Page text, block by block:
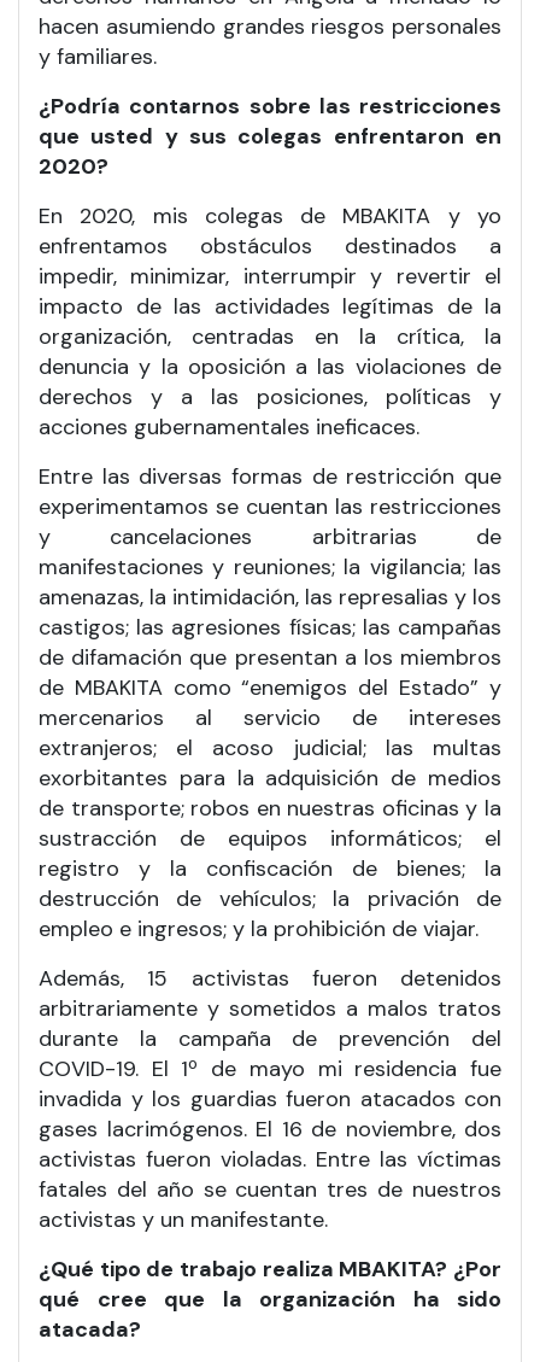
hacen asumiendo grandes riesgos personales
y familiares.
¿Podría contarnos sobre las restricciones
que usted y sus colegas enfrentaron en
2020?
En 2020, mis colegas de MBAKITA y yo
enfrentamos obstáculos destinados a
impedir, minimizar, interrumpir y revertir el
impacto de las actividades legítimas de la
organización, centradas en la crítica, la
denuncia y la oposición a las violaciones de
derechos y a las posiciones, políticas y
acciones gubernamentales ineficaces.
Entre las diversas formas de restricción que
experimentamos se cuentan las restricciones
y cancelaciones arbitrarias de
manifestaciones y reuniones; la vigilancia; las
amenazas, la intimidación, las represalias y los
castigos; las agresiones físicas; las campañas
de difamación que presentan a los miembros
de MBAKITA como “enemigos del Estado” y
mercenarios al servicio de intereses
extranjeros; el acoso judicial; las multas
exorbitantes para la adquisición de medios
de transporte; robos en nuestras oficinas y la
sustracción de equipos informáticos; el
registro y la confiscación de bienes; la
destrucción de vehículos; la privación de
empleo e ingresos; y la prohibición de viajar.
Además, 15 activistas fueron detenidos
arbitrariamente y sometidos a malos tratos
durante la campaña de prevención del
COVID-19. El 1º de mayo mi residencia fue
invadida y los guardias fueron atacados con
gases lacrimógenos. El 16 de noviembre, dos
activistas fueron violadas. Entre las víctimas
fatales del año se cuentan tres de nuestros
activistas y un manifestante.
¿Qué tipo de trabajo realiza MBAKITA? ¿Por
qué cree que la organización ha sido
atacada?